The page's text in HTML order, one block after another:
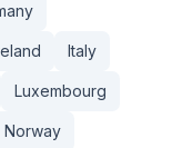
Italy
Luxembourg
Norway